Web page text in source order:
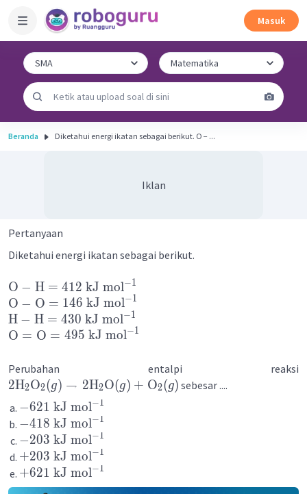
Masuk
Beranda Diketahui energi ikatan sebagai berikut. O − ...
Iklan
Pertanyaan
Diketahui energi ikatan sebagai berikut.
O − H = 412 kJ mol−1
O − O = 146 kJ mol−1
H − H = 430 kJ mol−1
O = O = 495 kJ mol−1
Perubahan entalpi reaksi
2H2O2(g) → 2H2O(g) + O2(g) sebesar ....
−621 kJ mol−1
−418 kJ mol−1
−203 kJ mol−1
+203 kJ mol−1
+621 kJ mol−1